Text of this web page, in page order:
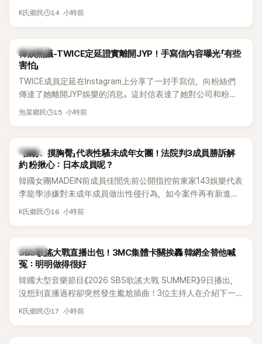
論遭外界解讀，進而捲入網路爭議，承受大量負面留言。日前
K氏鄉民 14 小時前
熱議討論
韓娛熱議-TWICE定延證實離開JYP！手寫信內容曝光「有些
害怕」
TWICE成員定延在Instagram上分享了一封手寫信，向粉絲們
傳達了她離開JYP娛樂的消息。這封信表達了她對公司和粉絲
的感謝，並展望了未來的發展。
泡菜鄉民 15 小時前
K-POP
「強吻、摸胸臀」代表性騷未成年女團！法院判3成員勝訴解
約 粉揪心：日本成員呢？
韓國女團MADEIN前成員佳誾先前公開指控前東家143娛樂代表
李龍學涉嫌對未成年成員做出性侵行為，如今案件再有新進
展！法院日前判決另外2名MADEIN成員勝訴，認定她們與143
K氏鄉民 16 小時前
K-POP
SBS歌謠大戰直播出包！3MC集體卡關挨轟 韓網全替他喊
冤：明明做得很好
韓國大型音樂節目《2026 SBS歌謠大戰 SUMMER》9日播出，
沒想到直播過程卻突然發生尷尬插曲！3位主持人在介紹下一
組表演者時突然集體卡關，現場一度陷入停頓，就連製作人員
K氏鄉民 17 小時前